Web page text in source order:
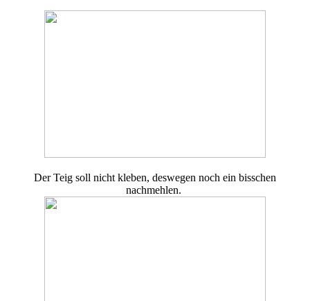
Der Teig soll nicht kleben, deswegen noch ein bisschen
nachmehlen.